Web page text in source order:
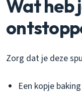
Wat heb
Zorg dat je deze
Een kopje